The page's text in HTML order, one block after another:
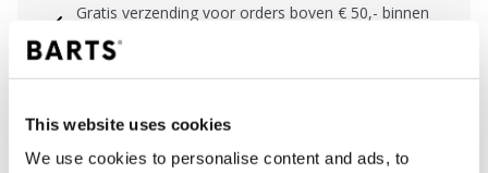
This website uses cookies
We use cookies to personalise content and ads, to
Gratis verzending voor orders boven € 50,- binnen
BESCHRIJVING